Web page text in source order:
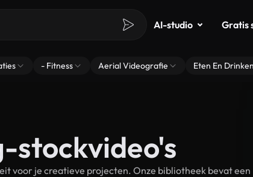
AI-studio Gratis
- Fitness Aerial Videografie Eten En Drinken
stockvideo's
voor je creatieve projecten. Onze bibliotheek bevat een